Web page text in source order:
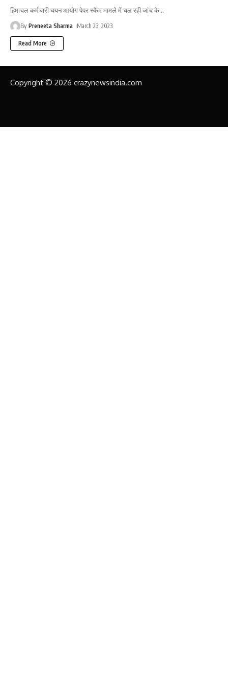
हिमाचल कर्मचारी चयन आयोग पेपर स्कैम मामले में चल रही जांच के…
By Preneeta Sharma March 23, 2023
Read More
Copyright © 2026 crazynewsindia.com